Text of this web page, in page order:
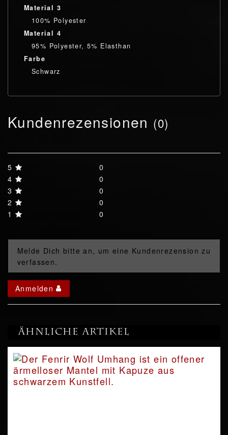
Material 3
100% Polyester
Material 4
95% Polyester, 5% Elasthan
Farbe
Schwarz
Kundenrezensionen (0)
5
0
4
0
3
0
2
0
1
0
Melde Dich bitte an, um eine Kundenrezension zu
verfassen.
Anmelden
Ähnliche Artikel